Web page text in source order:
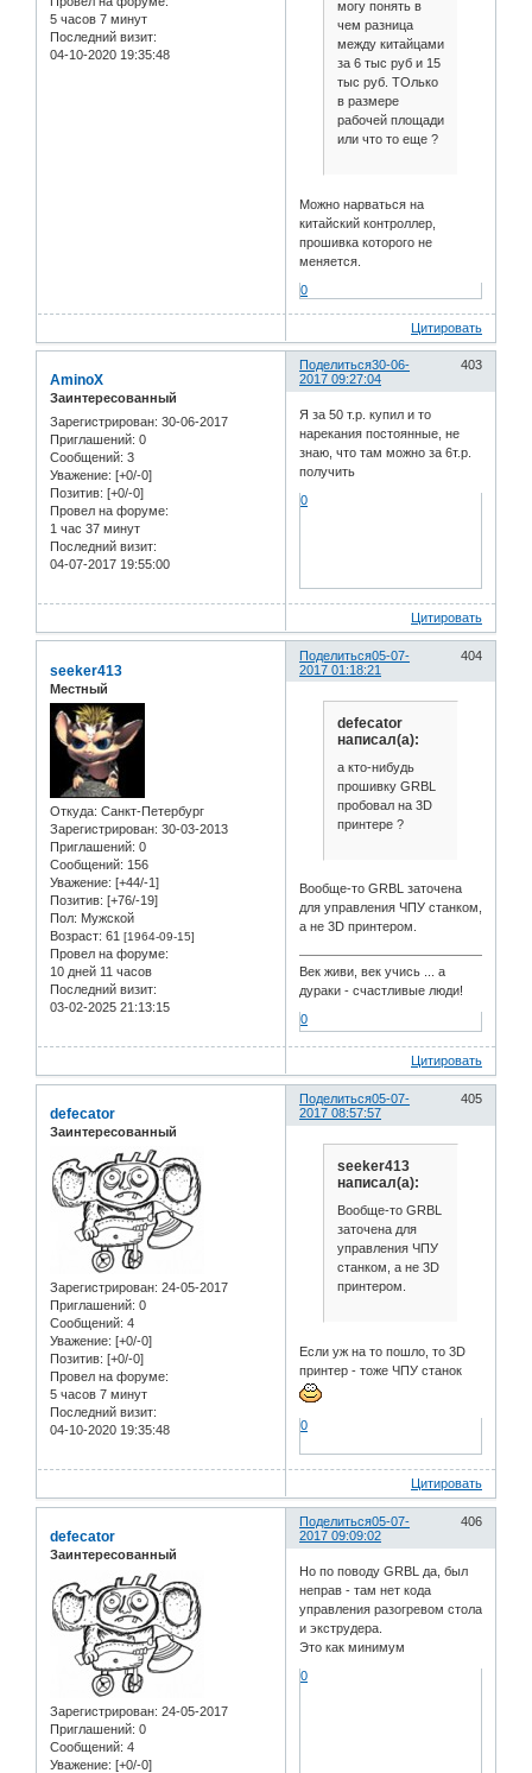
5 часов 7 минут
Последний визит:
04-10-2020 19:35:48
могу понять в
чем разница
между китайцами
за 6 тыс руб и 15
тыс руб. ТОлько
в размере
рабочей площади
или что то еще ?
Можно нарваться на
китайский контроллер,
прошивка которого не
меняется.
0
Цитировать
Поделиться 403
30-06-
2017 09:27:04
AminoX
Заинтересованный
Зарегистрирован: 30-06-2017
Приглашений: 0
Сообщений: 3
Уважение: [+0/-0]
Позитив: [+0/-0]
Провел на форуме:
1 час 37 минут
Последний визит:
04-07-2017 19:55:00
Я за 50 т.р. купил и то
нарекания постоянные, не
знаю, что там можно за 6т.р.
получить
0
Цитировать
Поделиться 404
05-07-
2017 01:18:21
seeker413
Местный
Откуда: Санкт-Петербург
Зарегистрирован: 30-03-2013
Приглашений: 0
Сообщений: 156
Уважение: [+44/-1]
Позитив: [+76/-19]
Пол: Мужской
Возраст: 61 [1964-09-15]
Провел на форуме:
10 дней 11 часов
Последний визит:
03-02-2025 21:13:15
defecator
написал(а):
а кто-нибудь
прошивку GRBL
пробовал на 3D
принтере ?
Вообще-то GRBL заточена
для управления ЧПУ станком,
а не 3D принтером.
Век живи, век учись ... а
дураки - счастливые люди!
0
Цитировать
Поделиться 405
05-07-
2017 08:57:57
defecator
Заинтересованный
Зарегистрирован: 24-05-2017
Приглашений: 0
Сообщений: 4
Уважение: [+0/-0]
Позитив: [+0/-0]
Провел на форуме:
5 часов 7 минут
Последний визит:
04-10-2020 19:35:48
seeker413
написал(а):
Вообще-то GRBL
заточена для
управления ЧПУ
станком, а не 3D
принтером.
Если уж на то пошло, то 3D
принтер - тоже ЧПУ станок
0
Цитировать
Поделиться 406
05-07-
2017 09:09:02
defecator
Заинтересованный
Зарегистрирован: 24-05-2017
Приглашений: 0
Сообщений: 4
Уважение: [+0/-0]
Но по поводу GRBL да, был
неправ - там нет кода
управления разогревом стола
и экструдера.
Это как минимум
0